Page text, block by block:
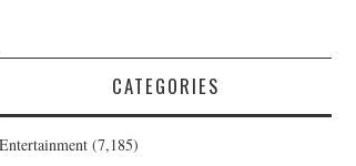
CATEGORIES
Entertainment (7,185)